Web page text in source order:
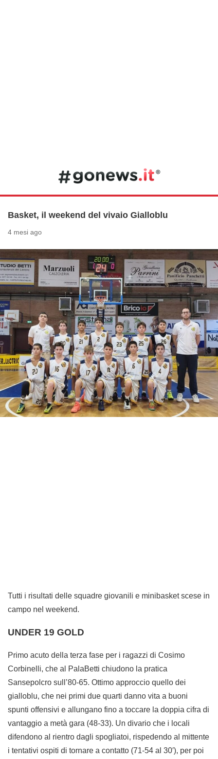
Basket, il weekend del vivaio Gialloblu
4 mesi ago
Tutti i risultati delle squadre giovanili e minibasket scese in
campo nel weekend.
UNDER 19 GOLD
Primo acuto della terza fase per i ragazzi di Cosimo
Corbinelli, che al PalaBetti chiudono la pratica
Sansepolcro sull’80-65. Ottimo approccio quello dei
gialloblu, che nei primi due quarti danno vita a buoni
spunti offensivi e allungano fino a toccare la doppia cifra di
vantaggio a metà gara (48-33). Un divario che i locali
difendono al rientro dagli spogliatoi, rispedendo al mittente
i tentativi ospiti di tornare a contatto (71-54 al 30′), per poi